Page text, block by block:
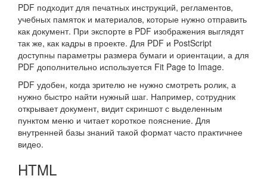
PDF подходит для печатных инструкций, регламентов,
учебных памяток и материалов, которые нужно отправить
как документ. При экспорте в PDF изображения выглядят
так же, как кадры в проекте. Для PDF и PostScript
доступны параметры размера бумаги и ориентации, а для
PDF дополнительно используется Fit Page to Image.
PDF удобен, когда зрителю не нужно смотреть ролик, а
нужно быстро найти нужный шаг. Например, сотрудник
открывает документ, видит скриншот с выделенным
пунктом меню и читает короткое пояснение. Для
внутренней базы знаний такой формат часто практичнее
видео.
HTML